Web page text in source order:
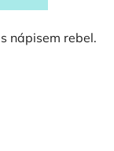
nápisem rebel.